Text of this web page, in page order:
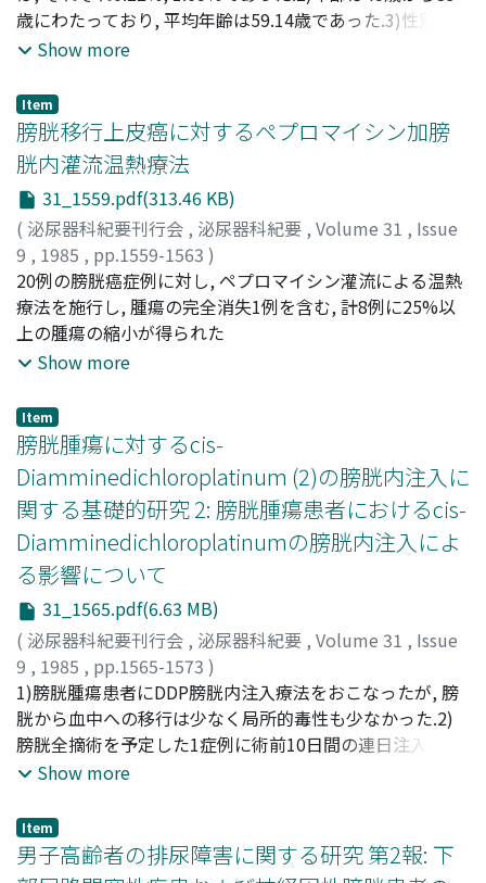
比較検討した.臨床的に有効であったものは組織学的にも
有効であり, また, 残存転移巣において, 臨床的に有効無効
よりGradeの低いものか, sarcomatoid typeのよりGrade
の高いものが残っていた.4)組織学的にリンパ球などの細胞
浸潤像を認めず, 免疫学的反応をうかがわせる所見はえら
れなかった.5)副作用は, 発熱, 食思不振, 全身倦怠感をほぼ
全例に認め, 白血球減少症, 血小板減少症などの骨髄抑制も
認めた.肝機能障害もかなりの例に認め, 中枢神経系障害は
ひとつのdose limiting factorであった
Hideto
歳にわたっており, 平均年齢は59.14歳であった.3)性別で
は男:女の比率は2.5:1であった.4)患側は左側に多く, 発生
痛がもっとも多く, 肉眼的血尿がこれについだ.6) IVPでは
5/7に水腎症または無機能腎を, 2/7では腫瘍部分の陰影欠
損のみで水腎症は認めなかった.7)逆行性腎盂尿管造影で
は, 全例に腫瘍部尿管の閉塞ないし狭窄像を認めた.8) CT
は全例に施行したが, 腫瘍が描出されたのは1例のみ
(14.3%)であった.9)尿細胞診の陽性率は3/7 (42.8%)であ
り, 腫瘍のgradeと細胞診の結果は平行しなかった.10) 7例
中6例に腎尿管全摘除術兼膀胱部分切除術を施行した.11)
病理組織学的には, gradeとstageは相関した.high grade,
high stageであるほど予後が悪かった
Show more
Item
膀胱移行上皮癌に対するペプロマイシン加膀
胱内灌流温熱療法
31_1559.pdf(313.46 KB)
( 泌尿器科紀要刊行会 , 泌尿器科紀要 , Volume 31 , Issue
9 , 1985 , pp.1559-1563 )
中嶋, 和喜;久住, 治男;三崎, 俊光;菅田, 敏明;越田, 潔;西
東, 康夫;内藤, 克輔;亀田, 健一;田谷, 正;宮崎, 公臣;宮城,
徹三郎;大滝, 三千雄;美川, 郁夫
HISAZUMI, Haruo
Katsusuke
Kimiomi;MIYAGI, Tetsusaburo
MIKAWA, Ikuo
20例の膀胱癌症例に対し, ペプロマイシン灌流による温熱
療法を施行し, 腫瘍の完全消失1例を含む, 計8例に25%以
上の腫瘍の縮小が得られた
Show more
Item
膀胱腫瘍に対するcis-
Diamminedichloroplatinum (2)の膀胱内注入に
関する基礎的研究 2: 膀胱腫瘍患者におけるcis-
Diamminedichloroplatinumの膀胱内注入によ
る影響について
31_1565.pdf(6.63 MB)
( 泌尿器科紀要刊行会 , 泌尿器科紀要 , Volume 31 , Issue
9 , 1985 , pp.1565-1573 )
平尾, 佳彦;岩井, 哲郎;守屋, 昭;松木, 尚;吉田, 克法;駒田,
佐多男;佐々木, 憲二;窪田, 一男;三馬, 省二;馬場谷, 勝廣
岡島, 英五郎;小原, 壮一;末盛, 毅;金子, 佳照;中辻, 史好
吉田, 宏二郎;吉江, 貫
Hisashi
Kenji;KUBOTA, Kazuo;SANMA, Shoji;BABAYA,
Katsuhiro;OKAJIMA, Eigoro OHARA, Soichi;SUEMORI,
1)膀胱腫瘍患者にDDP膀胱内注入療法をおこなったが, 膀
胱から血中への移行は少なく局所的毒性も少なかった.2)
膀胱全摘術を予定した1症例に術前10日間の連日注入をお
こない, 大星・下里の効果判定基準でgrade 2-Bの抗腫瘍効
内注入療法を16例に試みたが, 4例にアレルギー様反応が
出現したため, すべての症例についてDDP膀胱内注入療法
を中止した
Show more
Item
男子高齢者の排尿障害に関する研究 第2報: 下